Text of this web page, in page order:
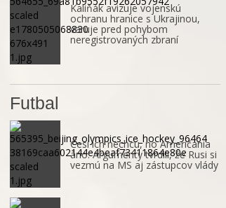
Kaliňák avizuje vojenskú
ochranu hranice s Ukrajinou,
varuje pred pohybom
neregistrovaných zbraní
Futbal
Česi ich nechcú, no Američania
áno. Argumenty tvrdili, že Rusi si
vezmú na MS aj zástupcov vlády